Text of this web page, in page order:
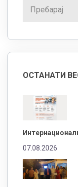
ОСТАНАТИ
07.08.2026